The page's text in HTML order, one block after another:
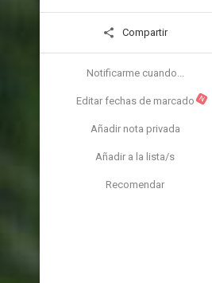
Compartir
Notificarme cuando...
Editar fechas de marcado N
Añadir nota privada
Añadir a la lista/s
Recomendar